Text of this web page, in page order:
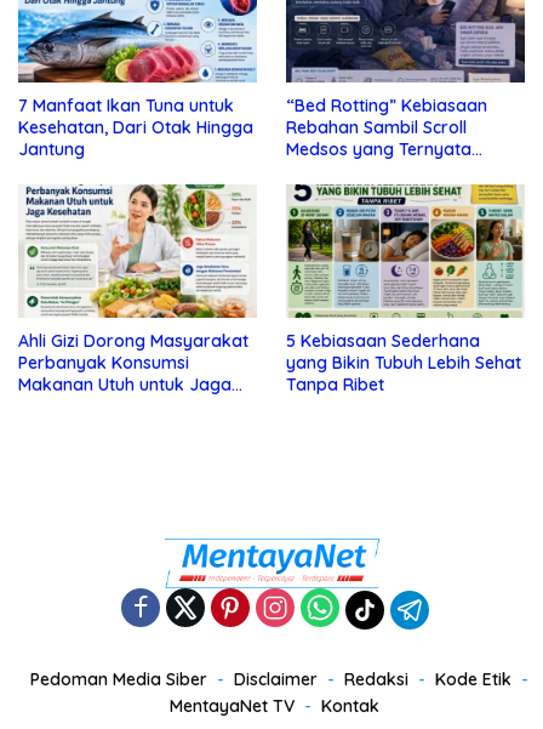
7 Manfaat Ikan Tuna untuk
Kesehatan, Dari Otak Hingga
Jantung
“Bed Rotting” Kebiasaan
Rebahan Sambil Scroll
Medsos yang Ternyata
Ahli Gizi Dorong Masyarakat
Perbanyak Konsumsi
Makanan Utuh untuk Jaga
5 Kebiasaan Sederhana
yang Bikin Tubuh Lebih Sehat
Tanpa Ribet
Pedoman Media Siber Disclaimer Redaksi
Kode Etik
MentayaNet TV
Kontak